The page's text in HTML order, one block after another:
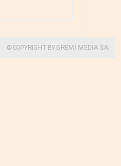
© COPYRIGHT BY GREMI MEDIA SA